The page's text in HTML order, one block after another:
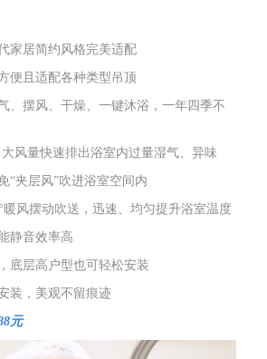
家居简约风格完美适配
便且适配各种类型吊顶
、摆风、干燥、一键沐浴，一年四季不
大风量快速排出浴室内过量湿气、异味
“夹层风”吹进浴室空间内
暖风摆动吹送，迅速、均匀提升浴室温度
静音效率高
底层高户型也可轻松安装
装，美观不留痕迹
元